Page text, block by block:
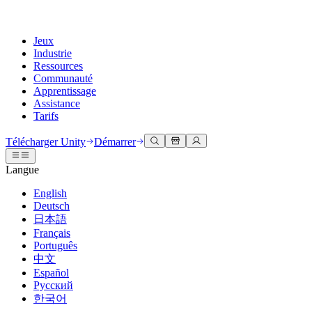
Jeux
Industrie
Ressources
Communauté
Apprentissage
Assistance
Tarifs
Moteur Unity
Créez des jeux 2D et 3D pour n'importe quelle plateforme
Collaboration
Collaborez et itérez rapidement avec votre équipe
Télécharger Unity
Offres et tarifs
Déployez
Multiplateforme
Collaboration 3D
Construisez et révisez des projets 3D en temps réel
Formation immersive
Entraînez-vous dans des environnements immersifs
Expériences client
Créez des expériences interactives 3D
Secteurs
Fabrication
Documentation
Outils de développement
Versions de publication et suivi des problèmes
Feuille de route
Examiner les fonctionnalités à venir
Glossaire
Discussions
Événements
Événements mondiaux et locaux
Histoires de la communauté
Made with Unity
Mise en avant des créateurs Unity
Unity Learn
Maîtrisez les compétences Unity gratuitement
Formation professionnelle
Améliorez votre équipe avec des formateurs Unity
Vous découvrez Unity ?
Démarrer
Démarrez votre apprentissage
Parcours essentiels Unity
Obtenir de l'aide
Vous aider à réussir avec Unity
Plans de succès
Atteignez vos objectifs plus rapidement avec un support expert
FAQ
Réponses aux questions courantes
Contactez-nous.
Connectez-vous avec notre équipe
Télécharger Unity Démarrer
Langue
English
Deutsch
日本語
Français
Português
中文
Español
Русский
한국어